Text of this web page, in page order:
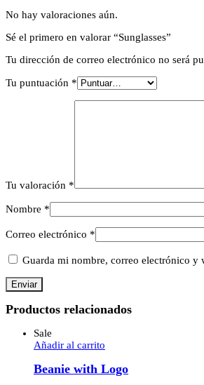
No hay valoraciones aún.
Sé el primero en valorar “Sunglasses”
Tu dirección de correo electrónico no será
Tu puntuación *
Tu valoración *
Nombre *
Correo electrónico *
Guarda mi nombre, correo electrónico y
Productos relacionados
Sale
Añadir al carrito
Beanie with Logo